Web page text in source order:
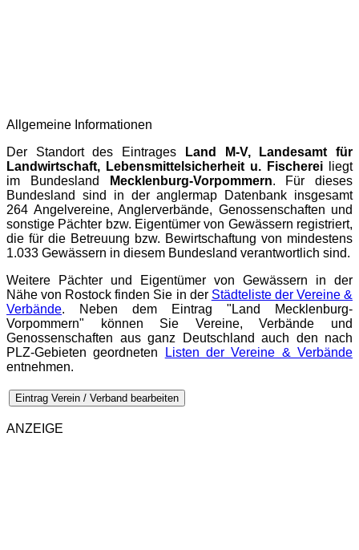
Allgemeine Informationen
Der Standort des Eintrages
Land M-V, Landesamt für
Landwirtschaft, Lebensmittelsicherheit u. Fischerei liegt
im Bundesland
Mecklenburg-Vorpommern. Für dieses
Bundesland sind in deranglermap Datenbank insgesamt
264 Angelvereine, Anglerverbände, Genossenschaften und
sonstige Pächter bzw. Eigentümer von Gewässern registriert,
die für die Betreuung bzw. Bewirtschaftung von mindestens
1.033 Gewässern in diesem Bundesland verantwortlich sind.
Weitere Pächter und Eigentümer von Gewässern in der
Nähe von Rostock finden Sie in der Städteliste der Vereine &
Verbände. Neben dem Eintrag "Land Mecklenburg-
Vorpommern" können Sie Vereine, Verbände und
Genossenschaften aus ganz Deutschland auch den nach
PLZ-Gebieten geordneten
Listen der Vereine & Verbände
entnehmen.
Eintrag Verein / Verband bearbeiten
ANZEIGE